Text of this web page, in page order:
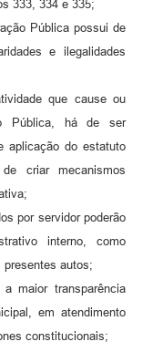
333, 334 e 335;
Pública possui de
e ilegalidades
que cause ou
Pública, há de ser
aplicação do estatuto
criar mecanismos
por servidor poderão
interno, como
autos;
maior transparência
em atendimento
constitucionais;